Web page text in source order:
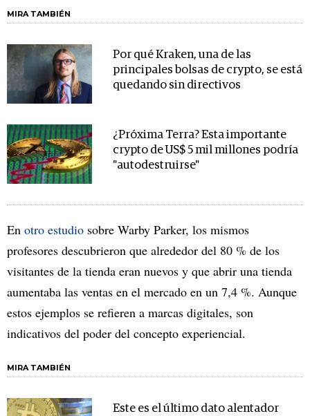
MIRA TAMBIÉN
Por qué Kraken, una de las
principales bolsas de crypto, se está
quedando sin directivos
¿Próxima Terra? Esta importante
crypto de US$ 5 mil millones podría
"autodestruirse"
En otro estudio sobre Warby Parker, los mismos
profesores descubrieron que alrededor del 80 % de los
visitantes de la tienda eran nuevos y que abrir una tienda
aumentaba las ventas en el mercado en un 7,4 %. Aunque
estos ejemplos se refieren a marcas digitales, son
indicativos del poder del concepto experiencial.
MIRA TAMBIÉN
Este es el último dato alentador